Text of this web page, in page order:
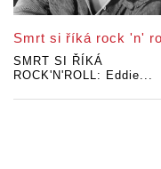
Smrt si říká rock 'n'
SMRT SI ŘÍKÁ
ROCK'N'ROLL: Eddie...